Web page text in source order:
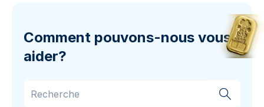
Comment pouvons-nous vous
aider?